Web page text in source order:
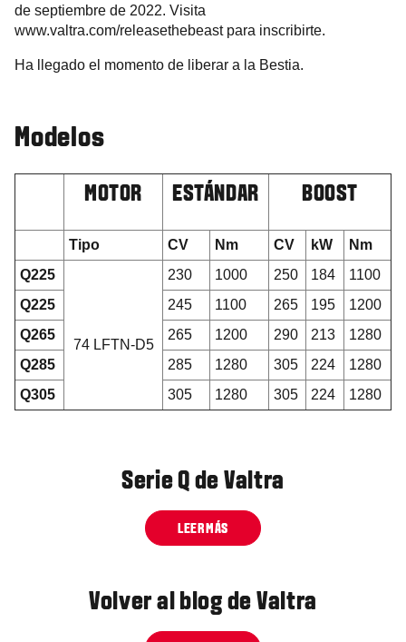
de septiembre de 2022. Visita
www.valtra.com/releasethebeast para inscribirte.
Ha llegado el momento de liberar a la Bestia.
Modelos
MOTOR ESTÁNDAR BOOST
Tipo CV Nm CV kW
Nm
Q225
74 LFTN-D5
230 1000 250 184
1100
Q225
245 1100 265 195
1200
Q265
265 1200 290 213
1280
Q285
285 1280 305 224
1280
Q305
305 1280 305 224 1280
Serie Q de Valtra
LEER MÁS
Volver al blog de Valtra